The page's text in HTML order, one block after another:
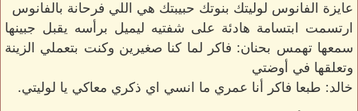
عايزة الفانوس لوليتك بنوتك حبيبتك هي اللي فرحانة بالفانوس
ارتسمت ابتسامة هادئة على شفتيه ليميل برأسه يقبل جبينها
سمعها تهمس بحنان: فاكر لما كنا صغيرين وكنت بتعملي الزينة
وتعلقها في أوضتي
خالد: طبعا فاكر أنا عمري ما انسي اي ذكري معاكي يا لوليتي.